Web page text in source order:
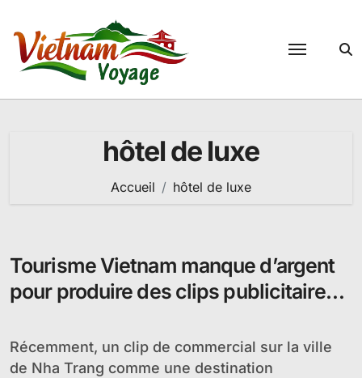
contenu
hôtel de luxe
Accueil hôtel de luxe
Tourisme Vietnam manque d’argent
pour produire des clips publicitaires
Récemment, un clip de commercial sur la ville
de Nha Trang comme une destination